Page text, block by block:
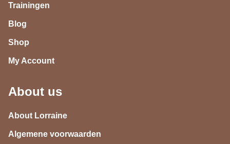
Trainingen
Blog
Shop
My Account
About us
About Lorraine
Algemene voorwaarden